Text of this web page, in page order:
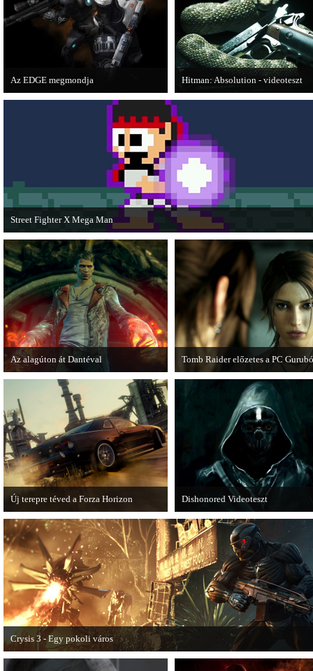
Az EDGE megmondja
Az egyik leghíresebb játékmagazin, az
EDGE is elmondja, hogy szerinte
melyek voltak idén a legjobb játékok.
Hitman: Absolution - videoteszt
a legújabb Hitmant.
Street Fighter X Mega Man
A Capcom ismert karakterei ismét összecsapnak - ingyenesen letölthető a Street
Fighter X Mega Man.
Az alagúton át Dantéval
A Devil May Cry újragondolás új
játékmenet-videóval jelentkezik.
Tomb Raider előzetes a PC
A PC Guru friss számában több
olvashatunk az új Tomb Raiderről,
mely cikkből most egy részletet
is közzétettek.
Új terepre téved a Forza Horizon
Hamarosan megérkezik a Forza Horizon
első nagyszabású kiegészítője, a Rally
Expansion Pack.
Dishonored Videoteszt
Chris és Wilson bemutatja a 2012-
egyik legnagyobb meglepetését.
Pörögjön a Dishonored videoteszt!
Crysis 3 - Egy pokoli város
A Crysis 3 Hét Csodája videosorozat első része újabb lélegzetelállító